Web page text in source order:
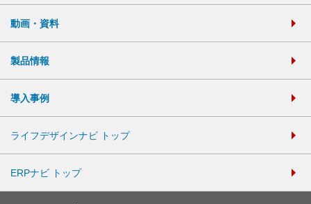
動画・資料
製品情報
導入事例
ライフデザインナビ トップ
ERPナビ トップ